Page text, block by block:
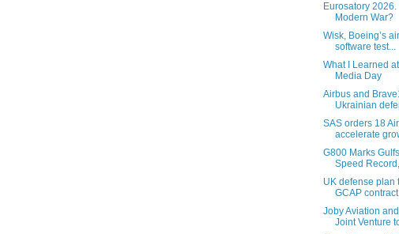
Eurosatory
Modern War?
Wisk, Boeing’s
software test...
What I Learned
Media Day
Airbus and
Ukrainian
SAS orders 18
accelerate
G800 Marks
Speed
UK defense plan
GCAP
Joby Aviation
Joint Venture